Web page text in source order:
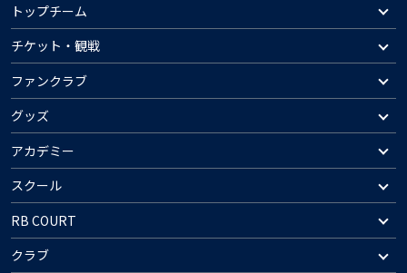
トップチーム
チケット・観戦
ファンクラブ
グッズ
アカデミー
スクール
RB COURT
クラブ